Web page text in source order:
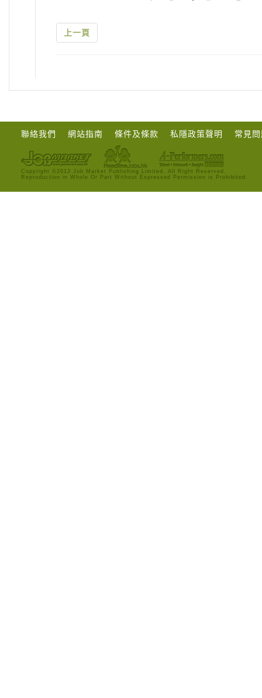
上一頁
聯絡我們 網站指南 條件及條款 私隱政策聲明 常見
Copyright ©2013 Job Market Publishing Limited. All Right Reserved.
Reproduction in Whole Or Part Without Expressed Permission is Prohibited.